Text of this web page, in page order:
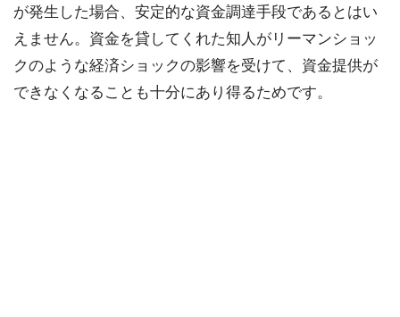
が発生した場合、安定的な資金調達手段であるとはい
えません。資金を貸してくれた知人がリーマンショッ
クのような経済ショックの影響を受けて、資金提供が
できなくなることも十分にあり得るためです。